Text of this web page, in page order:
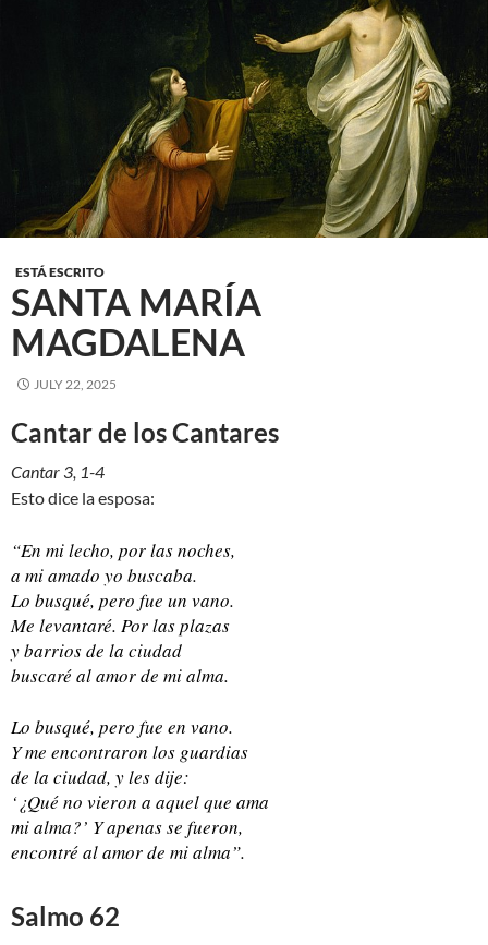
ESTÁ ESCRITO
SANTA MARÍA
MAGDALENA
JULY 22, 2025
Cantar de los Cantares
Cantar 3, 1-4
Esto dice la esposa:
“En mi lecho, por las noches,
a mi amado yo buscaba.
Lo busqué, pero fue un vano.
Me levantaré. Por las plazas
y barrios de la ciudad
buscaré al amor de mi alma.
Lo busqué, pero fue en vano.
Y me encontraron los guardias
de la ciudad, y les dije:
‘¿Qué no vieron a aquel que ama
mi alma?’ Y apenas se fueron,
encontré al amor de mi alma”.
Salmo 62